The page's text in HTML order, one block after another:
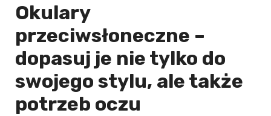
Okulary
przeciwsłoneczne –
dopasuj je nie tylko do
swojego stylu, ale także
potrzeb oczu